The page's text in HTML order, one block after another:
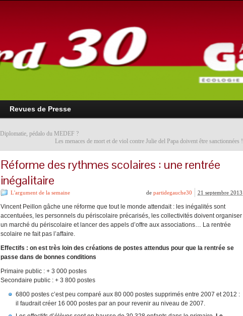
Revues de Presse
Diplomatie, pédalo du MEDEF ?
Les menaces de mort et de viol contre Julie del Papa doivent être sanctionnées !
Réforme des rythmes scolaires : une rentrée
inégalitaire
L'argument de la semaine 21 septembre 2013
de partidegauche30
Vincent Peillon gâche une réforme que tout le monde attendait : les inégalités sont
accentuées, les personnels du périscolaire précarisés, les collectivités doivent organiser
un marché du périscolaire et lancer des appels d’offre aux associations… La rentrée
scolaire ne fait pas l’affaire.
Effectifs : on est très loin des créations de postes attendus pour que la rentrée se
passe dans de bonnes conditions
Primaire public : + 3 000 postes
Secondaire public : + 3 800 postes
6800 postes c’est peu comparé aux 80 000 postes supprimés entre 2007 et 2012 :
il faudrait créer 16 000 postes par an pour revenir au niveau de 2007.